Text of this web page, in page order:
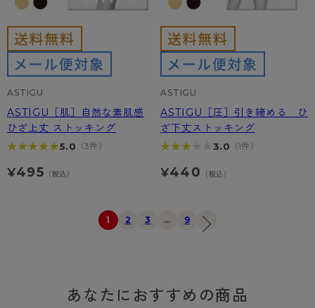
ASTIGU
ASTIGU［肌］自然な素肌感
ひざ上丈 ストッキング
★★★★★
★★★★★5.0 （3件）
¥495 （税込）
ASTIGU
ASTIGU［圧］引き締める ひ
ざ下丈ストッキング
★★★★★
★★★★★ 3.0 （1件）
¥440 （税込）
1 2 3 … 9
あなたにおすすめの商品